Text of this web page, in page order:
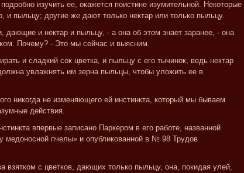
изучить ее, окажется поистине изумительной. Некоторые
и пыльцу; другие же дают только нектар или только пыльцу.
дающие и нектар и пыльцу, - а она об этом знает заранее, - она
Почему? - Это мы сейчас и выясним.
и сладкий сок цветка, и пыльцу с его тычинок, ведь нектар
увлажнять им зерна пыльцы, чтобы уложить ее в
никогда не изменяющего ей инстинкта, который мы бываем
действия.
впервые записано Паркером в его работе, названной
медоносной пчелы» и опубликованной в № 98 Трудов
взятком с цветков, дающих только пыльцу, она, покидая улей,